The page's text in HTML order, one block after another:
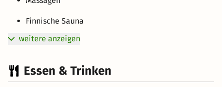
Finnische Sauna
weitere anzeigen
Essen & Trinken